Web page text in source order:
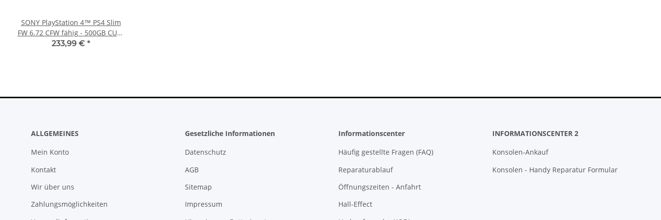
SONY PlayStation 4™ PS4 Slim
FW 6.72 CFW fähig - 500GB CUH-
2016A
233,99 € *
ALLGEMEINES
Mein Konto
Kontakt
Wir über uns
Zahlungsmöglichkeiten
Gesetzliche Informationen
Datenschutz
AGB
Sitemap
Impressum
Informationscenter
Häufig gestellte Fragen (FAQ)
Reparaturablauf
Öffnungszeiten - Anfahrt
Hall-Effect
INFORMATIONSCENTER 2
Konsolen-Ankauf
Konsolen - Handy Reparatur Formular